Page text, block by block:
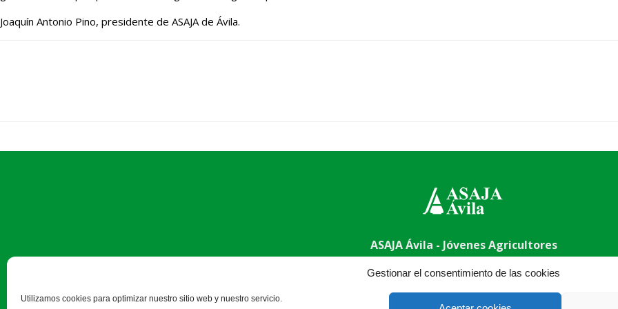
Gestionar el consentimiento de las cookies
Utilizamos cookies para optimizar nuestro sitio web y nuestro servicio.
Joaquín Antonio Pino, presidente de ASAJA de Ávila.
ASAJA Ávila - Jóvenes Agricultores